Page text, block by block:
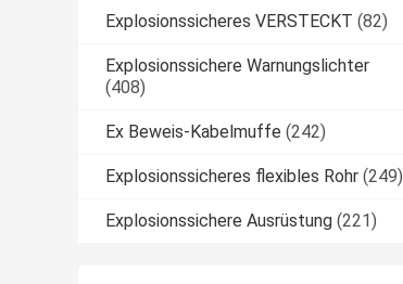
Explosionssicheres VERSTECKT (82)
Explosionssichere Warnungslichter
(408)
Ex Beweis-Kabelmuffe (242)
Explosionssicheres flexibles Rohr (249)
Explosionssichere Ausrüstung (221)